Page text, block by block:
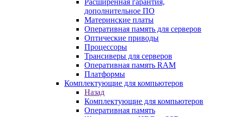
Расширенная гарантия,
дополнительное ПО
Материнские платы
Оперативная память для серверов
Оптические приводы
Процессоры
Трансиверы для серверов
Оперативная память RAM
Платформы
Комплектующие для компьютеров
Назад
Комплектующие для компьютеров
Оперативная память